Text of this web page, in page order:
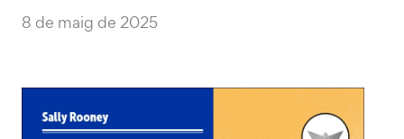
8 de maig de 2025